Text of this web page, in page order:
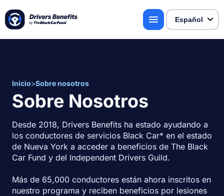
Inicio>Sobre nosotros
Sobre Nosotros
Desde 2018, Drivers Benefits ha estado ayudando a
los conductores de servicios Black Car* en el estado
de Nueva York a acceder a beneficios de The Black
Car Fund y del Independent Drivers Guild.
Más de 65,000 conductores están ahora inscritos en
nuestro programa y reciben beneficios por lesiones